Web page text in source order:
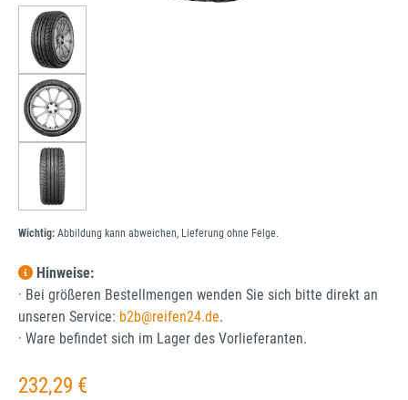
Wichtig: Abbildung kann abweichen, Lieferung ohne Felge.
Hinweise:
· Bei größeren Bestellmengen wenden Sie sich bitte direkt an
unseren Service: b2b@reifen24.de.
· Ware befindet sich im Lager des Vorlieferanten.
Regulärer Preis:
232,29 €